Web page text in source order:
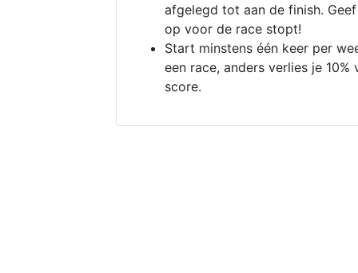
afgelegd tot aan de finish.
op voor de race stopt!
Start minstens één keer per
een race, anders verlies je 10%
score.